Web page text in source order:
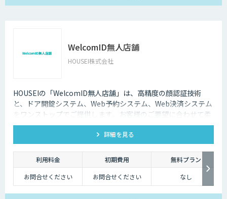
WelcomID無人店舗
HOUSEI株式会社
HOUSEIの「WelcomID無人店舗」は、高精度の顔認証技術
と、ドア開錠システム、Web予約システム、Web決済システム
をワンストップでご提供します。お客様のご要望に合わせて柔
軟に対応いたします。
詳細を見る
利用料金 初期費用
無料プラン
お問合せください
お問合せください なし